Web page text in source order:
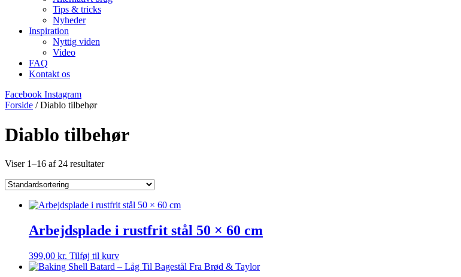
Tips & tricks
Nyheder
Inspiration
Nyttig viden
Video
FAQ
Kontakt os
Facebook Instagram
Forside / Diablo tilbehør
Diablo tilbehør
Viser 1–16 af 24 resultater
Arbejdsplade i rustfrit stål 50 × 60 cm
399,00 kr. Tilføj til kurv